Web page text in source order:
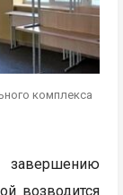
комплекса
возводится